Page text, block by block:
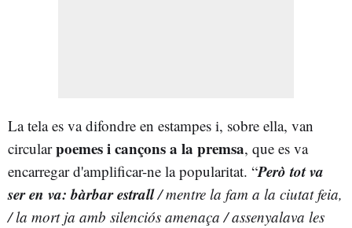
La tela es va difondre en estampes i, sobre ella, van
circularpoemes i cançons a la premsa, que es va
encarregar d'amplificar-ne la popularitat. “Però tot va
ser en va: bàrbar estrall/ mentre la fam a la ciutat feia,
/ la mort ja amb silenciós amenaça / assenyalava les